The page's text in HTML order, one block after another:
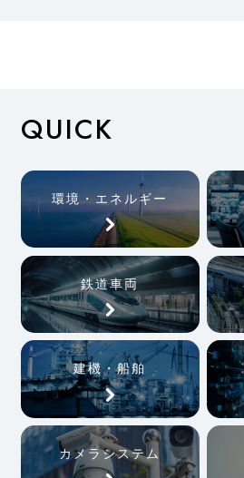
QUICK
環境・エネルギー
鉄道車両
建機・船舶
カメラシステム